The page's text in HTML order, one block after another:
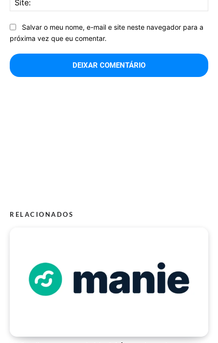
Salvar o meu nome, e-mail e site neste navegador para a
próxima vez que eu comentar.
RELACIONADOS